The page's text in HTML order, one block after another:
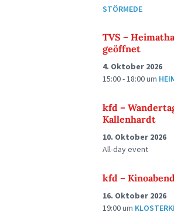
STÖRMEDE
TVS –
geöffnet
4. Oktober 2026
15:00 - 18:00um
kfd –
Kallenhardt
10. Oktober 2026
All-day event
kfd –
16. Oktober 2026
19:00um